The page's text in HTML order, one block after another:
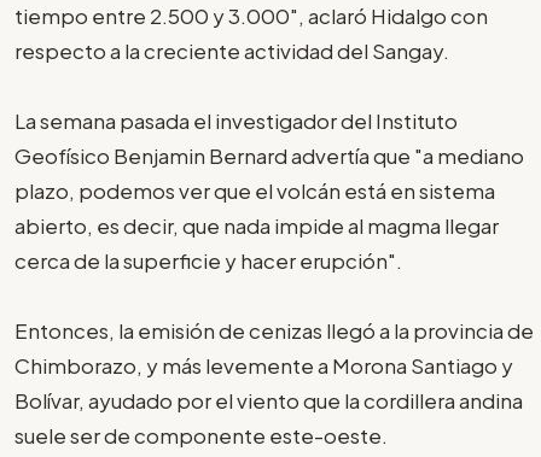
tiempo entre 2.500 y 3.000", aclaró Hidalgo con
respecto a la creciente actividad del Sangay.
La semana pasada el investigador del Instituto
Geofísico Benjamin Bernard advertía que "a mediano
plazo, podemos ver que el volcán está en sistema
abierto, es decir, que nada impide al magma llegar
cerca de la superficie y hacer erupción".
Entonces, la emisión de cenizas llegó a la provincia de
Chimborazo, y más levemente a Morona Santiago y
Bolívar, ayudado por el viento que la cordillera andina
suele ser de componente este-oeste.